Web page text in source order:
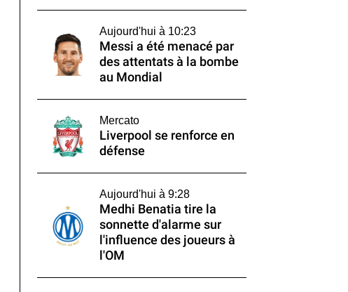
Aujourd'hui à 10:23
Messi a été menacé par
des attentats à la bombe
au Mondial
Mercato
Liverpool se renforce en
défense
Aujourd'hui à 9:28
Medhi Benatia tire la
sonnette d'alarme sur
l'influence des joueurs à
l'OM